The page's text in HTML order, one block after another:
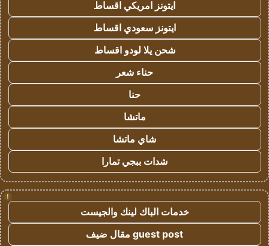
ايتونز امريكي اقساط
ايتونز سعودي اقساط
شحن يلا لودو اقساط
حناء شعر
حنا
ماتشا
شاي ماتشا
شدات ببجي تمارا
!
خدمات الباك لينك والجيست
guest post مقال ضيف